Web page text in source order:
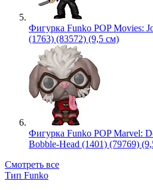
Фигурка Funko POP Movies:
(1763) (83572) (9,5 см)
Фигурка Funko POP Marvel:
Bobble-Head (1401) (79769)
Смотреть все
Тип Funko